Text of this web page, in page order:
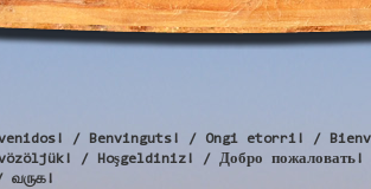
/ Benvinguts! / Ongi etorri! /
/ Hoşgeldiniz! / Добро
வருக!